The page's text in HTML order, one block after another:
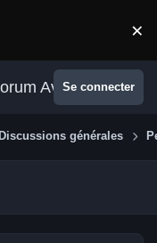
×
AvexSe connecter
Discussions générales